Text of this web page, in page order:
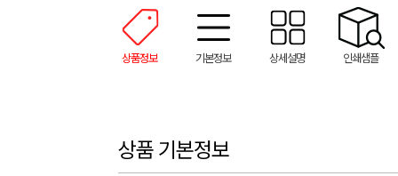
상품정보 기본정보 상세설명 인쇄샘플
상품 기본정보